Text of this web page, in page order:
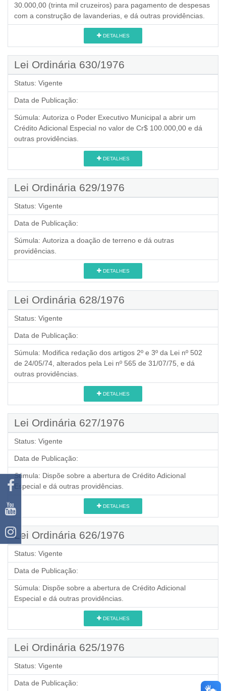
30.000,00 (trinta mil cruzeiros) para pagamento de despesas
com a construção de lavanderias, e dá outras providências.
DETALHES
Lei Ordinária 630/1976
Status: Vigente
Data de Publicação:
Súmula: Autoriza o Poder Executivo Municipal a abrir um
Crédito Adicional Especial no valor de Cr$ 100.000,00 e dá
outras providências.
DETALHES
Lei Ordinária 629/1976
Status: Vigente
Data de Publicação:
Súmula: Autoriza a doação de terreno e dá outras
providências.
DETALHES
Lei Ordinária 628/1976
Status: Vigente
Data de Publicação:
Súmula: Modifica redação dos artigos 2º e 3º da Lei nº 502
de 24/05/74, alterados pela Lei nº 565 de 31/07/75, e dá
outras providências.
DETALHES
Lei Ordinária 627/1976
Status: Vigente
Data de Publicação:
Súmula: Dispõe sobre a abertura de Crédito Adicional
Especial e dá outras providências.
DETALHES
Lei Ordinária 626/1976
Status: Vigente
Data de Publicação:
Súmula: Dispõe sobre a abertura de Crédito Adicional
Especial e dá outras providências.
DETALHES
Lei Ordinária 625/1976
Status: Vigente
Data de Publicação: